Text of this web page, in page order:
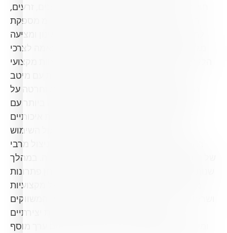
חומרי הדברה, מוצרי השקיה, כימיקלים, דשנים, זרעים,
ביגוד והנעלה ועוד. המשביר לחקלאי בע""מ מספקת
למעשה ""סל מוצרים כולל"" לחקלאות ולגינון ומציעה
מגוון שירותים רחב תחת קורת גג אחד: התאמה לצרכי
הלקוח, חסכון בזמן ומשאבים, ניסיון עשיר וצוות מקצועי
ומיומן. חברת המשביר לחקלאי עובדת עם מיטב
הספקים בכל תחומי התשומות לחקלאות וחרטה על
דגלה לאפשר לחקלאים התמודדות יעילה ביותר עם
האתגרים שבדרך תוך מתן מגוון פתרונות איכותיים
לקיום חקלאות רווחית באמצעות ייעול השימוש
בתשומות, שימוש בטכנולוגיות מתקדמות, ניצול מרבי
של התנאים הקיימים ושמירה על איכות הסביבה. במהלך
שנות פעילותה צברה החברה ניסיון עשיר במתן פתרונות
מתאימים לצרכי לקוחותיה תוך הקפדה על מקצועיות
ושרות, איכות וחדשנות. מגוון ואיכות המוצרים המשווקים
על ידי המשביר לחקלאי ומתן פתרונות יצירתיים
ומקצועיים התואמים לצורכי הלקוח מייצרים ערך מוסף